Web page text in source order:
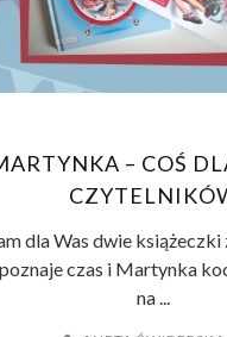
– COŚ
dla Was dwie
czas i Martynka
na ...